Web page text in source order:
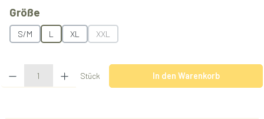
Größe
S/M L XL XXL
(Diese Option ist zurzeit nicht verfügbar.)
Produkt Anzahl: Gib den gewünschten Wert ein oder benutze die
Stück In den Warenkorb